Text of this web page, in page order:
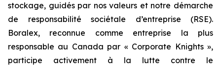
stockage, guidés par nos valeurs et notre démarche
de responsabilité sociétale d’entreprise (RSE).
Boralex, reconnue comme entreprise la plus
responsable au Canada par « Corporate Knights »,
participe activement à la lutte contre le